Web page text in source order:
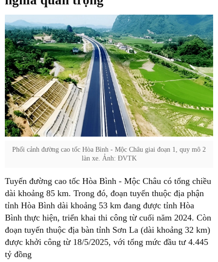
Phối cảnh đường cao tốc Hòa Bình - Mộc Châu giai đoạn 1, quy mô 2
làn xe. Ảnh: ĐVTK
Tuyến đường cao tốc Hòa Bình - Mộc Châu có tổng chiều
dài khoảng 85 km. Trong đó, đoạn tuyến thuộc địa phận
tỉnh Hòa Bình dài khoảng 53 km đang được tỉnh Hòa
Bình thực hiện, triển khai thi công từ cuối năm 2024. Còn
đoạn tuyến thuộc địa bàn tỉnh Sơn La (dài khoảng 32 km)
được khởi công từ 18/5/2025, với tổng mức đầu tư 4.445
tỷ đồng